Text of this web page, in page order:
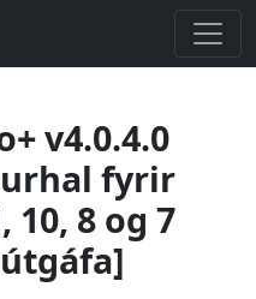
v4.0.4.0
fyrir
10, 8 og 7